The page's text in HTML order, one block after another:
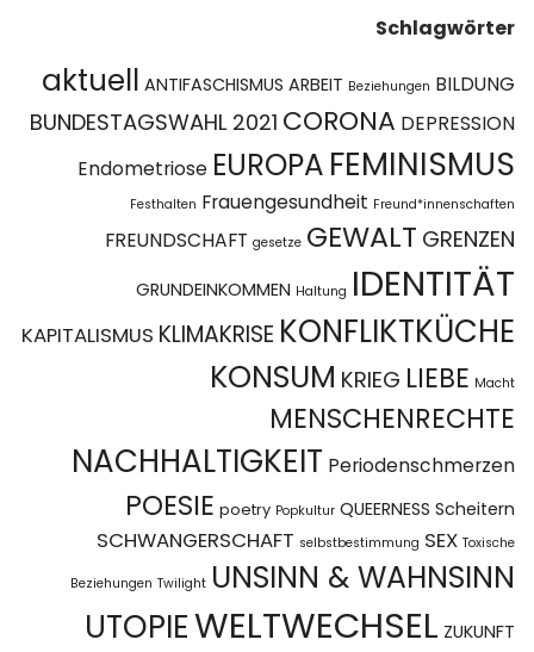
Schlagwörter
aktuell ANTIFASCHISMUS ARBEIT Beziehungen BILDUNG
BUNDESTAGSWAHL 2021 CORONA DEPRESSION
Endometriose EUROPA FEMINISMUS
Festhalten Frauengesundheit Freund*innenschaften
FREUNDSCHAFT gesetze GEWALT GRENZEN
GRUNDEINKOMMEN Haltung IDENTITÄT
KAPITALISMUS KLIMAKRISE KONFLIKTKÜCHE
KONSUM KRIEG LIEBE Macht
MENSCHENRECHTE
NACHHALTIGKEIT Periodenschmerzen
POESIE poetry Popkultur QUEERNESS Scheitern
SCHWANGERSCHAFT selbstbestimmung SEX Toxische
Beziehungen Twilight UNSINN & WAHNSINN
UTOPIEWELTWECHSEL ZUKUNFT